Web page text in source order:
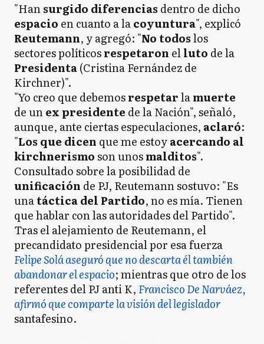
"Hansurgido diferencias dentro de dicho
espacio en cuanto a lacoyuntura", explicó
Reutemann, y agregó: "No todoslos
sectores políticosrespetaron elluto de la
Presidenta(Cristina Fernández de
Kirchner)".
"Yo creo que debemosrespetarlamuerte
de unex presidente de la Nación", señaló,
aunque, ante ciertas especulaciones, aclaró:
"Los que dicen que me estoyacercando al
kirchnerismoson unosmalditos".
Consultado sobre la posibilidad de
unificación de PJ, Reutemann sostuvo: "Es
unatáctica del Partido, no es mía. Tienen
que hablar con las autoridades del Partido".
Tras el alejamiento de Reutemann, el
precandidato presidencial por esa fuerza
Felipe Solá aseguró que no descarta él también
abandonar el espacio; mientras que otro de los
referentes del PJ anti K, Francisco De Narváez,
afirmó que comparte la visión del legislador
santafesino.